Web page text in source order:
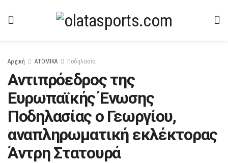
Αρχική ΑΤΟΜΙΚΑ Ποδηλασία
Αντιπρόεδρος της
Ευρωπαϊκής Ένωσης
Ποδηλασίας ο Γεωργίου,
αναπληρωματική εκλέκτορας
Άντρη Στατουρά